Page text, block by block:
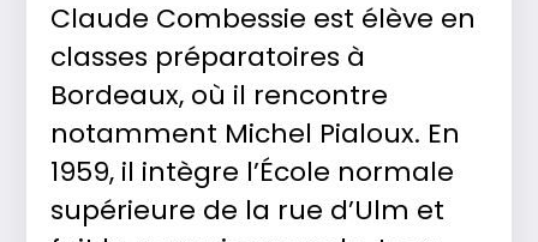
Claude Combessie est élève en
classes préparatoires à
Bordeaux, où il rencontre
notamment Michel Pialoux. En
1959, il intègre l’École normale
supérieure de la rue d’Ulm et